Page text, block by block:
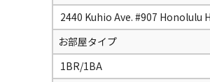
2440 Kuhio Ave. #907 Honolulu
お部屋タイプ
1BR/1BA